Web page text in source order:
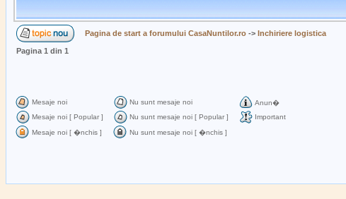
Pagina de start a forumului CasaNuntilor.ro -> Inchiriere logistica
Pagina 1 din 1
Mesaje noi Nu sunt mesaje noi
Anun�
Mesaje noi [ Popular ]
Nu sunt mesaje noi [ Popular ]
Important
Mesaje noi [ �nchis ]
Nu sunt mesaje noi [ �nchis ]